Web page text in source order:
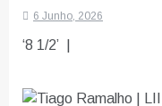
6 Junho, 2026
‘8 1/2’ |